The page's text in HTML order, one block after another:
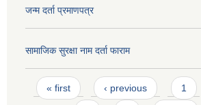
जन्म दर्ता प्रमाणपत्र
सामाजिक सुरक्षा नाम दर्ता फाराम
Pages
« first ‹ previous 1